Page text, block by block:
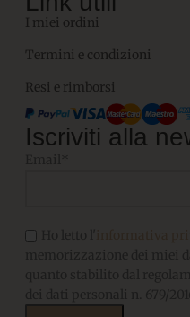
I miei ordini
Termini e condizioni
Resi e rimborsi
Iscriviti alla